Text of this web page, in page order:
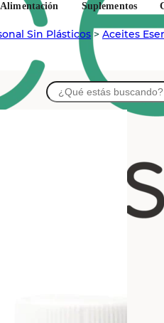
Buscar
Alimentación Suplementos
Sin Plásticos> Aceites